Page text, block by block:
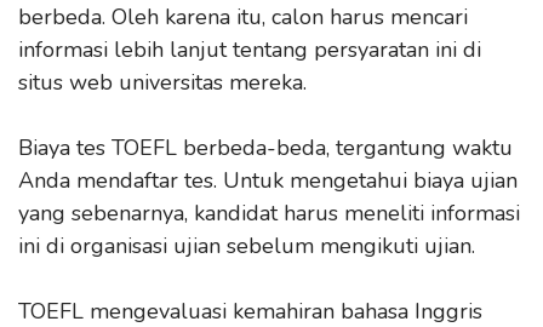
berbeda. Oleh karena itu, calon harus mencari
informasi lebih lanjut tentang persyaratan ini di
situs web universitas mereka.
Biaya tes TOEFL berbeda-beda, tergantung waktu
Anda mendaftar tes. Untuk mengetahui biaya ujian
yang sebenarnya, kandidat harus meneliti informasi
ini di organisasi ujian sebelum mengikuti ujian.
TOEFL mengevaluasi kemahiran bahasa Inggris